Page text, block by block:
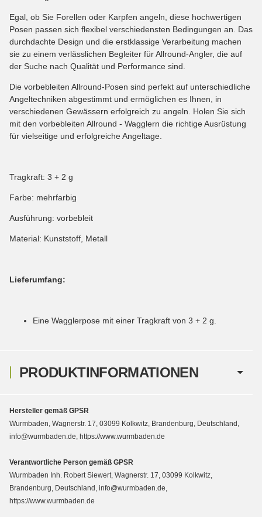
PRODUKTINFORMATIONEN
Egal, ob Sie Forellen oder Karpfen angeln, diese hochwertigen
Posen passen sich flexibel verschiedensten Bedingungen an. Das
durchdachte Design und die erstklassige Verarbeitung machen
sie zu einem verlässlichen Begleiter für Allround-Angler, die auf
der Suche nach Qualität und Performance sind.
Die vorbebleiten Allround-Posen sind perfekt auf unterschiedliche
Angeltechniken abgestimmt und ermöglichen es Ihnen, in
verschiedenen Gewässern erfolgreich zu angeln. Holen Sie sich
mit den vorbebleiten Allround - Wagglern die richtige Ausrüstung
für vielseitige und erfolgreiche Angeltage.
Tragkraft: 3 + 2 g
Farbe: mehrfarbig
Ausführung: vorbebleit
Material: Kunststoff, Metall
Lieferumfang:
Eine Wagglerpose mit einer Tragkraft von 3 + 2 g.
Hersteller gemäß GPSR
Wurmbaden, Wagnerstr. 17, 03099 Kolkwitz, Brandenburg, Deutschland,
info@wurmbaden.de, https://www.wurmbaden.de
Verantwortliche Person gemäß GPSR
Wurmbaden Inh. Robert Siewert, Wagnerstr. 17, 03099 Kolkwitz,
Brandenburg, Deutschland, info@wurmbaden.de,
https://www.wurmbaden.de